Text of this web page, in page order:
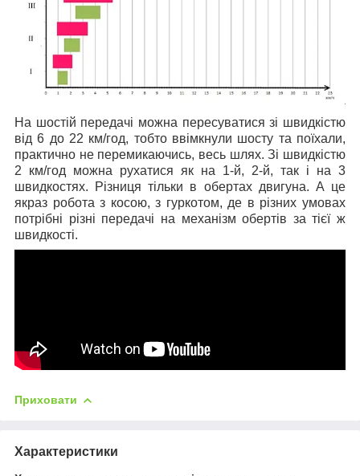
На шостій передачі можна пересуватися зі швидкістю
від 6 до 22 км/год, тобто ввімкнули шосту та поїхали,
практично не перемикаючись, весь шлях. Зі швидкістю
2 км/год можна рухатися як на 1-й, 2-й, так і на 3
швидкостях. Різниця тільки в обертах двигуна. А це
якраз робота з косою, з гуркотом, де в різних умовах
потрібні різні передачі на механізм обертів за тієї ж
швидкості.
Приховати
Характеристики